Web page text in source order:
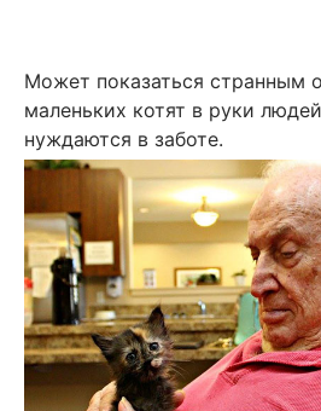
Может показаться странным
маленьких котят в руки
нуждаются в заботе.